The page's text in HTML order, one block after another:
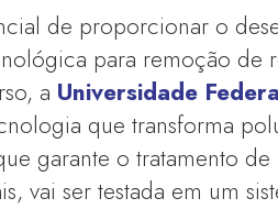
de proporcionar o
para remoção de
a Universidade
que transforma
garante o tratamento de
vai ser testada em um